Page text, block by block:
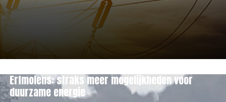
Erfmolens: straks meer mogelijkheden voor
duurzame energie